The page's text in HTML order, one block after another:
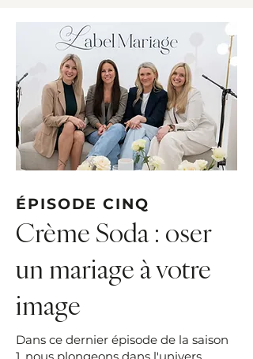
ÉPISODE CINQ
Crème Soda : oser
un mariage à votre
image
Dans ce dernier épisode de la saison